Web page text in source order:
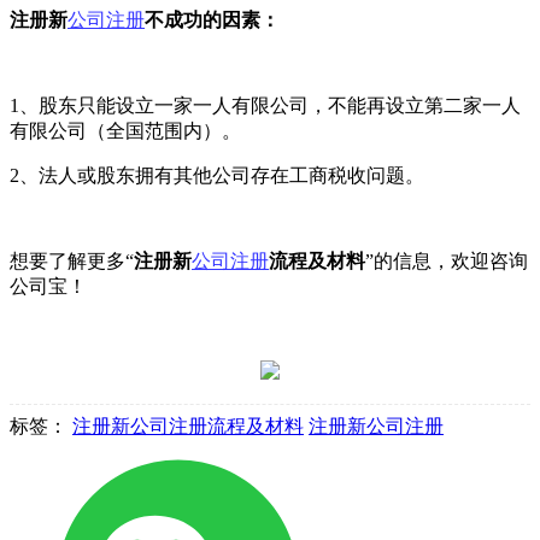
注册新公司注册不成功的因素：
1、股东只能设立一家一人有限公司，不能再设立第二家一人
有限公司（全国范围内）。
2、法人或股东拥有其他公司存在工商税收问题。
想要了解更多“注册新公司注册流程及材料”的信息，欢迎咨询
公司宝！
标签： 注册新公司注册流程及材料 注册新公司注册